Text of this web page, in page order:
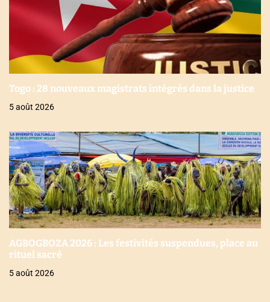
Togo : 28 nouveaux magistrats intégrés dans la justice
5 août 2026
AGBOGBOZA 2026 : Les festivités suspendues, place au
rituel sacré
5 août 2026